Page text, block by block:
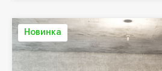
Новинка